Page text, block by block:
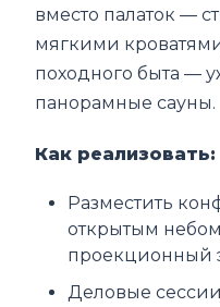
вместо палаток —
мягкими
походного быта —
панорамные сауны.
Как реализовать:
Разместить
открытым
проекционный
Деловые